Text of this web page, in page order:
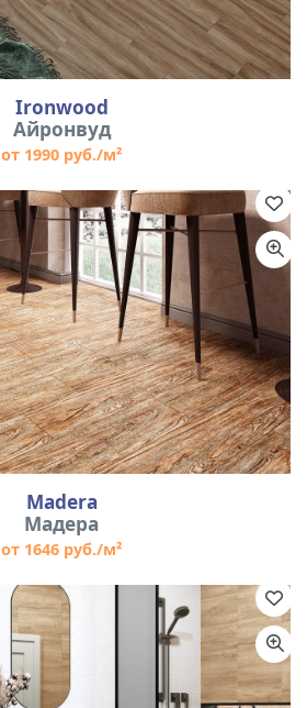
Ironwood
Айронвуд
от 1990 руб./м²
Madera
Мадера
от 1646 руб./м²